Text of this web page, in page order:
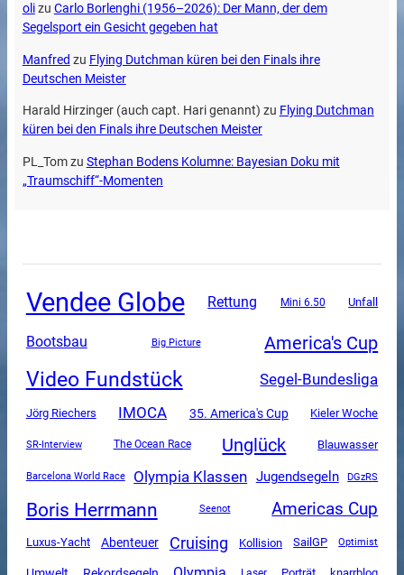
olizu Carlo Borlenghi (1956–2026): Der Mann, der dem
Segelsport ein Gesicht gegeben hat
Manfred zu Flying Dutchman küren bei den Finals ihre
Deutschen Meister
Harald Hirzinger (auch capt. Hari genannt) zu Flying Dutchman
küren bei den Finals ihre Deutschen Meister
PL_Tomzu Stephan Bodens Kolumne: Bayesian Doku mit
„Traumschiff“-Momenten
Vendee Globe Rettung Mini 6.50 Unfall
Bootsbau Big Picture America's Cup
Video Fundstück Segel-Bundesliga
Jörg Riechers IMOCA 35. America's Cup Kieler Woche
SR-Interview The Ocean Race Unglück Blauwasser
Barcelona World Race Olympia Klassen Jugendsegeln DGzRS
Boris Herrmann Seenot Americas Cup
Luxus-Yacht Abenteuer Cruising Kollision SailGP Optimist